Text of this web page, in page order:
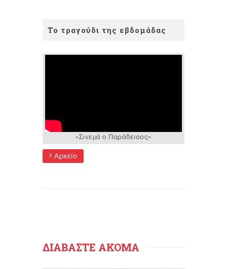
Το τραγούδι της εβδομάδας
«Σινεμά ο Παράδεισος»
Αρχείο
ΔΙΑΒΑΣΤΕ ΑΚΟΜΑ